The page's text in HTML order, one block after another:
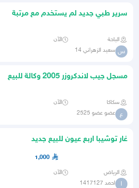
سرير طبي جديد لم يستخدم مع مرتبة
الباحة الآن
س سعيد الزهراني 14
مسجل جيب لاندكروزر 2005 وكالة للبيع
سكاكا الآن
ع عضو عضو 2525
غار توشيبا اربع عيون للبيع جديد
1,000
الرياض الآن
ا احمد 1417127